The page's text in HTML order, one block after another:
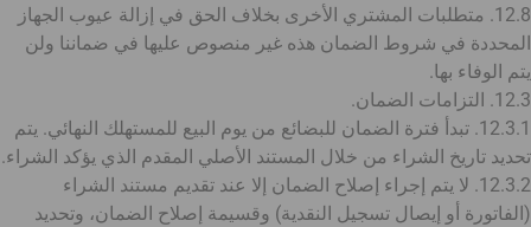
12.8. متطلبات المشتري الأخرى بخلاف الحق في إزالة عيوب الجهاز
المحددة في شروط الضمان هذه غير منصوص عليها في ضماننا ولن
يتم الوفاء بها.
12.3. التزامات الضمان.
12.3.1. تبدأ فترة الضمان للبضائع من يوم البيع للمستهلك النهائي. يتم
تحديد تاريخ الشراء من خلال المستند الأصلي المقدم الذي يؤكد الشراء.
12.3.2. لا يتم إجراء إصلاح الضمان إلا عند تقديم مستند الشراء
(الفاتورة أو إيصال تسجيل النقدية) وقسيمة إصلاح الضمان، وتحديد